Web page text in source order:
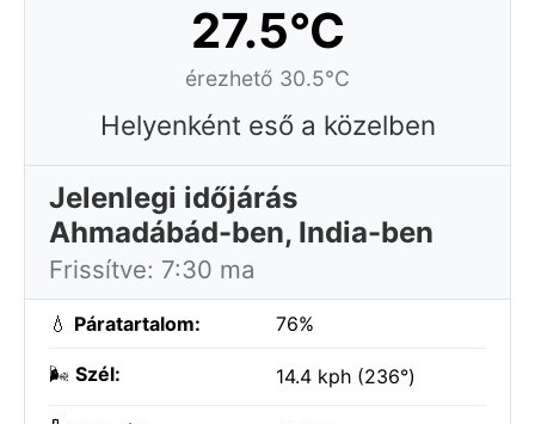
27.5°C
érezhető 30.5°C
Helyenként eső a közelben
Jelenlegi időjárás
Ahmadábád-ben, India-ben
Frissítve: 7:30 ma
💧 Páratartalom: 76%
🌬️ Szél: 14.4 kph (236°)